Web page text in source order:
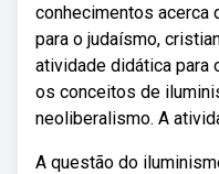
conhecimentos acerca
para o judaísmo,
atividade didática para
os conceitos de
neoliberalismo. A
A questão do